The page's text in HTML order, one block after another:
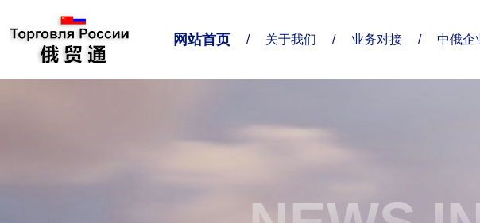
网站首页 / 关于我们 /
企业优势
业务对接 / 中俄企